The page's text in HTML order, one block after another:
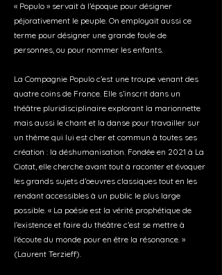
« Populo » servait à l’époque pour désigner
péjorativement le peuple. On employait aussi ce
terme pour désigner une grande foule de
personnes, ou pour nommer les enfants.
La Compagnie Populo c’est une troupe venant des
quatre coins de France. Elle s’inscrit dans un
théâtre pluridisciplinaire explorant la marionnette
mais aussi le chant et la danse pour travailler sur
un thème qui lui est cher et commun à toutes ses
création : la déshumanisation. Fondée en 2021 à La
Ciotat, elle cherche avant tout à raconter et évoquer
les grands sujets d’oeuvres classiques tout en les
rendant accessibles à un public le plus large
possible. « La poésie est la vérité prophétique de
l’existence et faire du théâtre c’est se mettre à
l’écoute du monde pour en être la résonance. »
(Laurent Terzieff).